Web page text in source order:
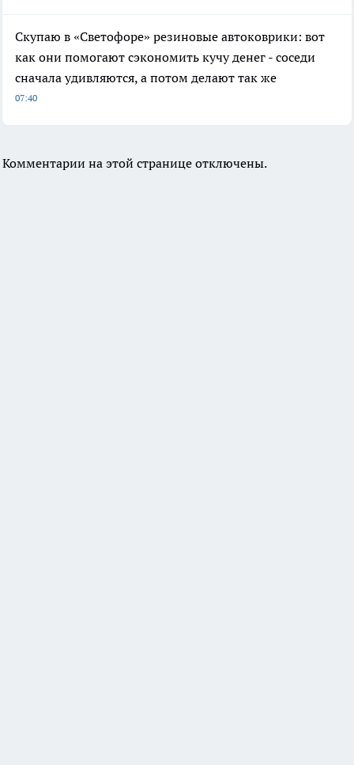
Скупаю в «Светофоре» резиновые автоковрики: вот
как они помогают сэкономить кучу денег - соседи
сначала удивляются, а потом делают так же
07:40
Комментарии на этой странице отключены.